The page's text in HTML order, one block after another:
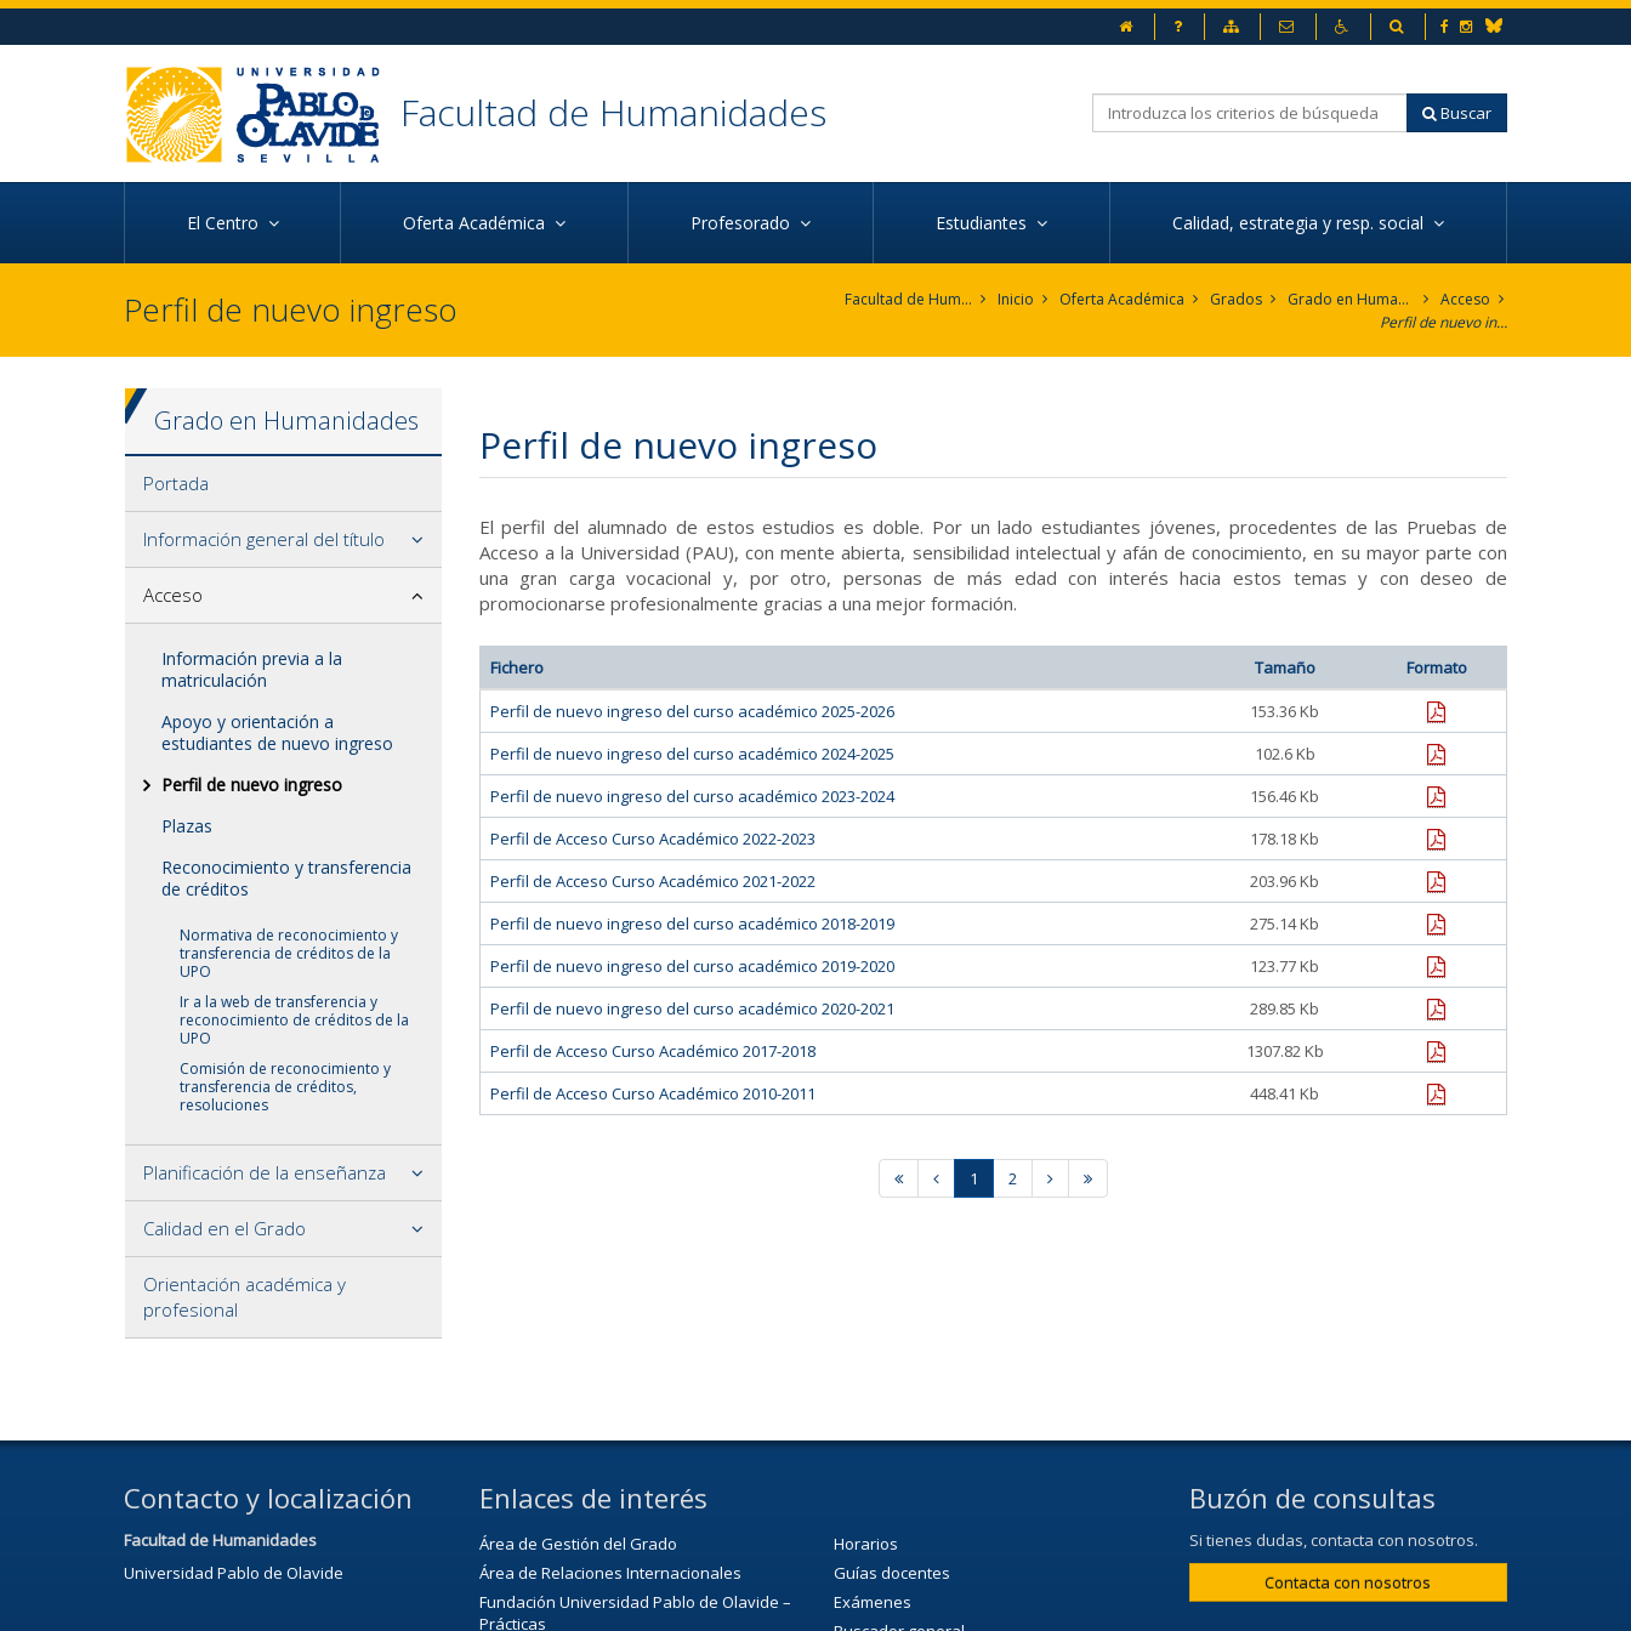
Ir al contenido principal de la página (alt + s)
Ir al pie de la página (alt + p)
Ir al menú principal (alt + u)
FacebookInstagram
Bluesky
Preguntas frecuentes
Mapa web Contacto AccesibilidadBuscador
Facultad de Humanidades Buscar
El Centro Oferta Académica Profesorado Estudiantes Calidad, estrategia y resp. social
Perfil de nuevo ingreso Facultad de Humanidades Inicio Oferta Académica Grados Grado en Humanidades
Acceso
Perfil de nuevo ingreso
Grado en Humanidades
Portada
Información general del título
Acceso
Información previa a la
matriculación
Apoyo y orientación a
estudiantes de nuevo ingreso
Perfil de nuevo ingreso
Plazas
Reconocimiento y transferencia
de créditos
Normativa de reconocimiento y
transferencia de créditos de la
UPO
Ir a la web de transferencia y
reconocimiento de créditos de la
UPO
Comisión de reconocimiento y
transferencia de créditos,
resoluciones
Planificación de la enseñanza
Calidad en el Grado
Orientación académica y
profesional
Perfil de nuevo ingreso
El perfil del alumnado de estos estudios es doble. Por un lado estudiantes jóvenes, procedentes de las Pruebas de
Acceso a la Universidad (PAU), con mente abierta, sensibilidad intelectual y afán de conocimiento, en su mayor parte con
una gran carga vocacional y, por otro, personas de más edad con interés hacia estos temas y con deseo de
promocionarse profesionalmente gracias a una mejor formación.
Fichero Tamaño
Formato
Perfil de nuevo ingreso del curso académico 2025-2026
153.36 Kb
pdf
Perfil de nuevo ingreso del curso académico 2024-2025
102.6 Kb
pdf
Perfil de nuevo ingreso del curso académico 2023-2024
156.46 Kb
pdf
Perfil de Acceso Curso Académico 2022-2023
178.18 Kb
pdf
Perfil de Acceso Curso Académico 2021-2022
203.96 Kb
pdf
Perfil de nuevo ingreso del curso académico 2018-2019
275.14 Kb
pdf
Perfil de nuevo ingreso del curso académico 2019-2020
123.77 Kb
pdf
Perfil de nuevo ingreso del curso académico 2020-2021
289.85 Kb
pdf
Perfil de Acceso Curso Académico 2017-2018
1307.82 Kb
pdf
Perfil de Acceso Curso Académico 2010-2011
448.41 Kb pdf
1 2
Contacto y localización
Facultad de Humanidades
Universidad Pablo de Olavide
Enlaces de interés
Área de Gestión del Grado
Área de Relaciones Internacionales
Fundación Universidad Pablo de Olavide –
Prácticas
Horarios
Guías docentes
Exámenes
Buzón de consultas
Si tienes dudas, contacta con nosotros.
Contacta con nosotros